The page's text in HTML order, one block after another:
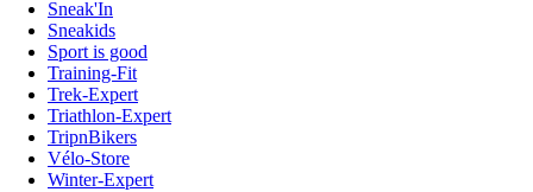
Sneak'In
Sneakids
Sport is good
Training-Fit
Trek-Expert
Triathlon-Expert
TripnBikers
Vélo-Store
Winter-Expert